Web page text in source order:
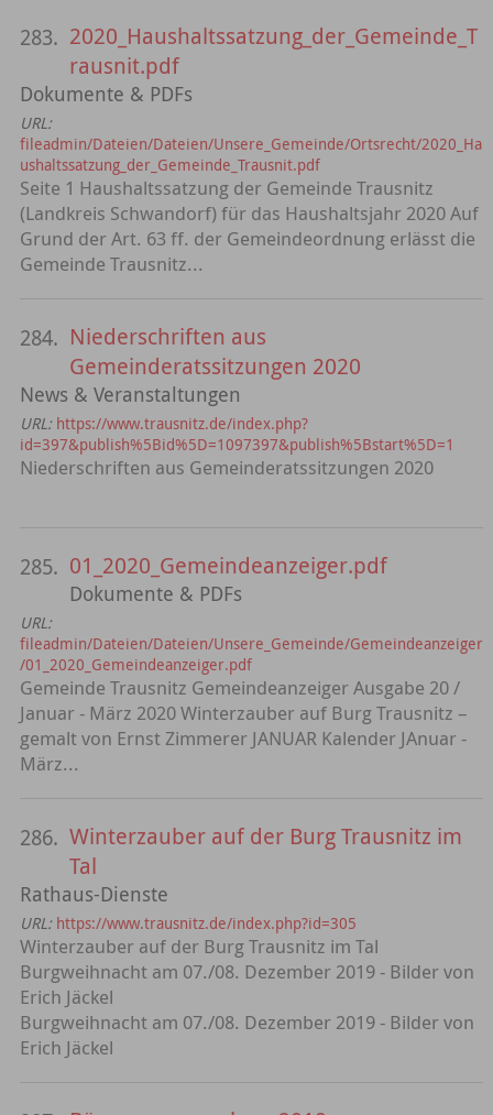
283. 2020_Haushaltssatzung_der_Gemeinde_T
rausnit.pdf
Dokumente & PDFs
URL:
fileadmin/Dateien/Dateien/Unsere_Gemeinde/Ortsrecht/2020_Ha
ushaltssatzung_der_Gemeinde_Trausnit.pdf
Seite 1 Haushaltssatzung der Gemeinde Trausnitz
(Landkreis Schwandorf) für das Haushaltsjahr 2020 Auf
Grund der Art. 63 ff. der Gemeindeordnung erlässt die
Gemeinde Trausnitz...
284. Niederschriften aus
Gemeinderatssitzungen 2020
News & Veranstaltungen
URL: https://www.trausnitz.de/index.php?
id=397&publish%5Bid%5D=1097397&publish%5Bstart%5D=1
Niederschriften aus Gemeinderatssitzungen 2020
285. 01_2020_Gemeindeanzeiger.pdf
Dokumente & PDFs
URL:
fileadmin/Dateien/Dateien/Unsere_Gemeinde/Gemeindeanzeiger
/01_2020_Gemeindeanzeiger.pdf
Gemeinde Trausnitz Gemeindeanzeiger Ausgabe 20 /
Januar - März 2020 Winterzauber auf Burg Trausnitz –
gemalt von Ernst Zimmerer JANUAR Kalender JAnuar -
März...
286. Winterzauber auf der Burg Trausnitz im
Tal
Rathaus-Dienste
URL: https://www.trausnitz.de/index.php?id=305
Winterzauber auf der Burg Trausnitz im Tal
Burgweihnacht am 07./08. Dezember 2019 - Bilder von
Erich Jäckel
Burgweihnacht am 07./08. Dezember 2019 - Bilder von
Erich Jäckel